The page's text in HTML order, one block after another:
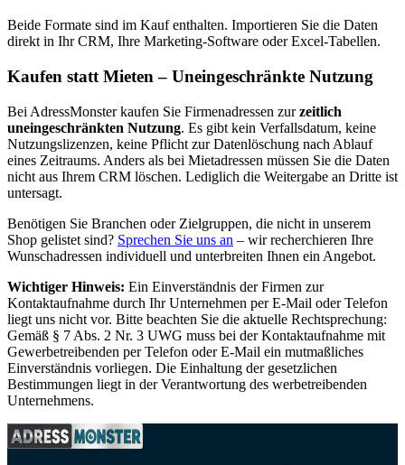
Beide Formate sind im Kauf enthalten. Importieren Sie die Daten
direkt in Ihr CRM, Ihre Marketing-Software oder Excel-Tabellen.
Kaufen statt Mieten – Uneingeschränkte Nutzung
Bei AdressMonster kaufen Sie Firmenadressen zur zeitlich
uneingeschränkten Nutzung. Es gibt kein Verfallsdatum, keine
Nutzungslizenzen, keine Pflicht zur Datenlöschung nach Ablauf
eines Zeitraums. Anders als bei Mietadressen müssen Sie die Daten
nicht aus Ihrem CRM löschen. Lediglich die Weitergabe an Dritte ist
untersagt.
Benötigen Sie Branchen oder Zielgruppen, die nicht in unserem
Shop gelistet sind? Sprechen Sie uns an – wir recherchieren Ihre
Wunschadressen individuell und unterbreiten Ihnen ein Angebot.
Wichtiger Hinweis: Ein Einverständnis der Firmen zur
Kontaktaufnahme durch Ihr Unternehmen per E-Mail oder Telefon
liegt uns nicht vor. Bitte beachten Sie die aktuelle Rechtsprechung:
Gemäß § 7 Abs. 2 Nr. 3 UWG muss bei der Kontaktaufnahme mit
Gewerbetreibenden per Telefon oder E-Mail ein mutmaßliches
Einverständnis vorliegen. Die Einhaltung der gesetzlichen
Bestimmungen liegt in der Verantwortung des werbetreibenden
Unternehmens.